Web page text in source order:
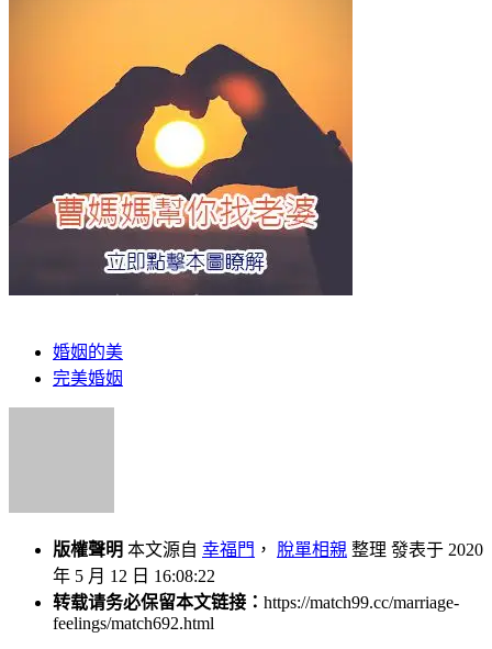
婚姻的美
完美婚姻
版權聲明 本文源自 幸福門 ， 脫單相親 整理 發表于 2020
年 5 月 12 日 16:08:22
转载请务必保留本文链接： https://match99.cc/marriage-
feelings/match692.html